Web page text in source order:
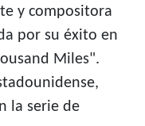
y compositora
por su éxito en
Miles".
la serie de